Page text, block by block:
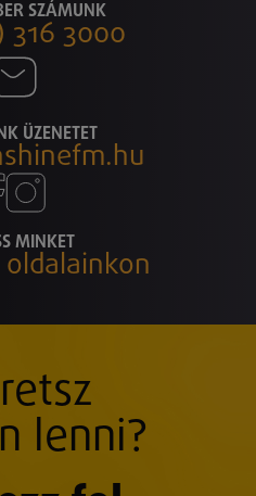
SZÁMUNK
316 3000
ÜZENETET
MINKET
oldalainkon
lenni?